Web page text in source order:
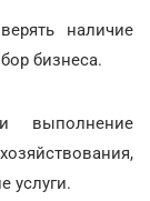
наличие
бизнеса.
выполнение
услуги.